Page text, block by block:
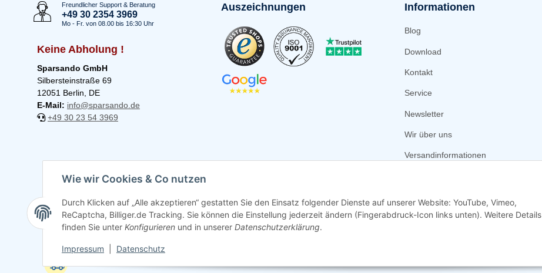
Freundlicher Support & Beratung
+49 30 2354 3969
Mo - Fr. von 08.00 bis 16:30 Uhr
Keine Abholung !
Sparsando GmbH
Silbersteinstraße 69
12051 Berlin, DE
E-Mail: info@sparsando.de
+49 30 23 54 3969
Auszeichnungen Informationen
Blog
Download
Kontakt
Service
Newsletter
Wir über uns
Versandinformationen
Wie wir Cookies & Co nutzen
Durch Klicken auf „Alle akzeptieren“ gestatten Sie den Einsatz folgender Dienste auf unserer Website: YouTube, Vimeo,
ReCaptcha, Billiger.de Tracking. Sie können die Einstellung jederzeit ändern (Fingerabdruck-Icon links unten). Weitere Details
finden Sie unter Konfigurieren und in unserer Datenschutzerklärung.
Impressum Datenschutz